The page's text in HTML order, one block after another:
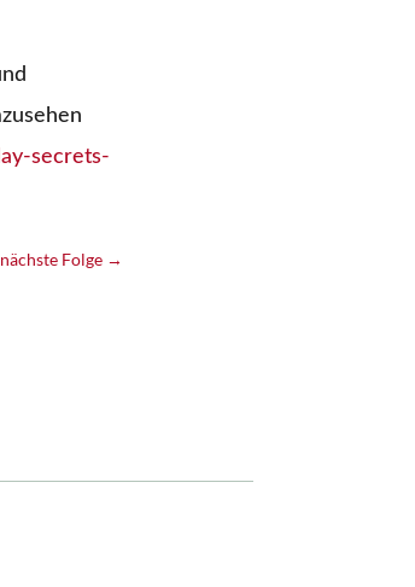
secrets-
nächste Folge →